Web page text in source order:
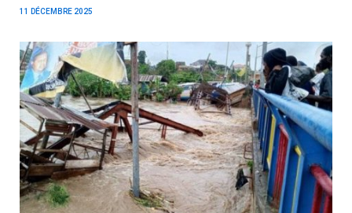
11 DÉCEMBRE 2025